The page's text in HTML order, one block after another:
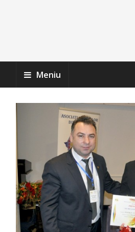
Meniu